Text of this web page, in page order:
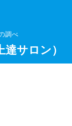
調べ
サロン）